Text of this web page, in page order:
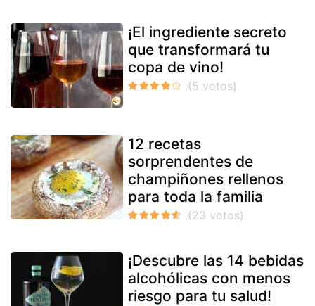
¡El ingrediente secreto
que transformará tu
copa de vino!
12 recetas
sorprendentes de
champiñones rellenos
para toda la familia
¡Descubre las 14 bebidas
alcohólicas con menos
riesgo para tu salud!